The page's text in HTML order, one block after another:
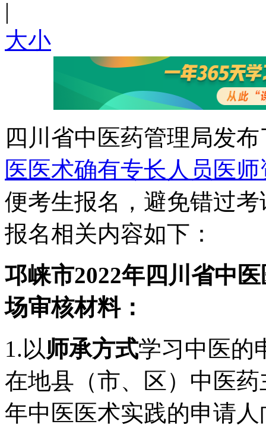
|
大小
四川省中医药管理局发布
医医术确有专长人员医
便考生报名，避免错过
报名相关内容如下：
邛崃市2022年四川省中
场审核材料：
1.以师承方式学习中医的
在地县（市、区）中医
年中医医术实践的申请